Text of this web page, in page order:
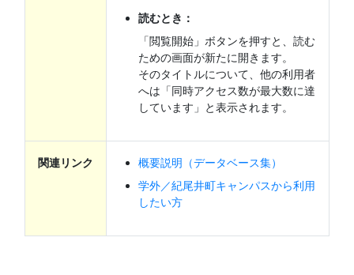
読むとき：
「閲覧開始」ボタンを押すと、読む
ための画面が新たに開きます。
そのタイトルについて、他の利用者
へは「同時アクセス数が最大数に達
しています」と表示されます。
関連リンク
概要説明（データベース集）
学外／紀尾井町キャンパスから利用
したい方